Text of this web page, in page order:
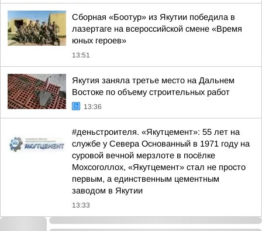
Сборная «Боотур» из Якутии победила в
лазертаге на всероссийской смене «Время
юных героев»
13:51
Якутия заняла третье место на Дальнем
Востоке по объему строительных работ
13:36
#деньстроителя. «Якутцемент»: 55 лет на
службе у Севера Основанный в 1971 году на
суровой вечной мерзлоте в посёлке
Мохсоголлох, «Якутцемент» стал не просто
первым, а единственным цементным
заводом в Якутии
13:33